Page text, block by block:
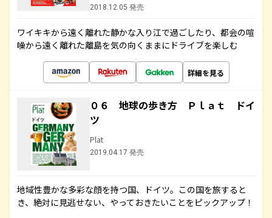
2018.12.05 発売
ワイキキから遠く離れた静かな入り江で過ごしたり、都会の喧
噪から遠く離れた離島を気の向くままにドライブを楽しむ
詳細を見る
０６ 地球の歩き方 Ｐｌａｔ ドイ
ツ
Plat
2019.04.17 発売
地域性豊かな多彩な顔を持つ国、ドイツ。この国を旅すると
き、絶対に見逃せない、やっておきたいことをピックアップ！